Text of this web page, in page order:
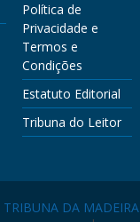
Política de
Privacidade e
Termos e
Condições
Estatuto Editorial
Tribuna do Leitor
TRIBUNA DA MADEIRA